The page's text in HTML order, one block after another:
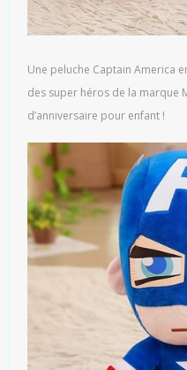
Une peluche Captain America
des super héros de la marque
d’anniversaire pour enfant !